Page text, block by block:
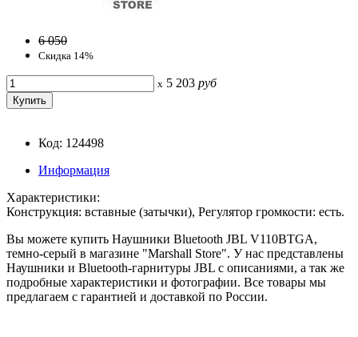
6 050
Скидка 14%
x 5 203 руб
Код: 124498
Информация
Характеристики:
Конструкция: вставные (затычки), Регулятор громкости: есть.
Вы можете купить Наушники Bluetooth JBL V110BTGA,
темно-серый в магазине "Marshall Store". У нас представлены
Наушники и Bluetooth-гарнитуры JBL с описаниями, а так же
подробные характеристики и фотографии. Все товары мы
предлагаем с гарантией и доставкой по России.